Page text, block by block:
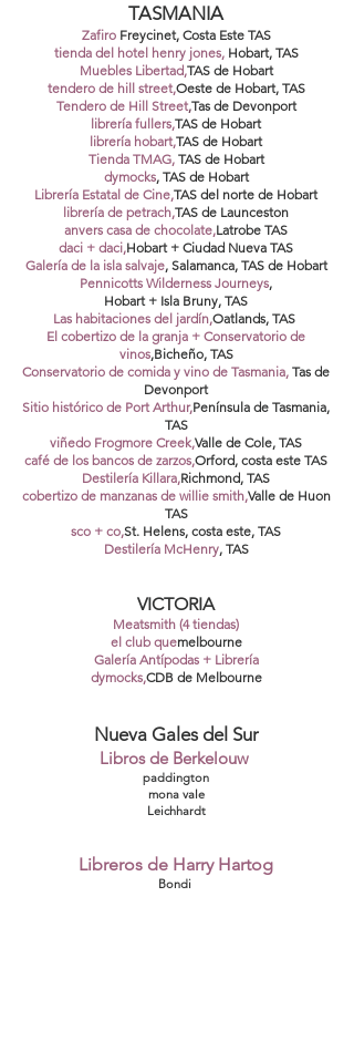
TASMANIA
Zafiro Freycinet, Costa Este TAS
tienda del hotel henry jones, Hobart, TAS
Muebles Libertad,TAS de Hobart
tendero de hill street,Oeste de Hobart, TAS
Tendero de Hill Street,Tas de Devonport
librería fullers,TAS de Hobart
librería hobart,TAS de Hobart
Tienda TMAG, TAS de Hobart
dymocks, TAS de Hobart
Librería Estatal de Cine,TAS del norte de Hobart
librería de petrach,TAS de Launceston
anvers casa de chocolate,Latrobe TAS
daci + daci,Hobart + Ciudad Nueva TAS
Galería de la isla salvaje, Salamanca, TAS de Hobart
Pennicotts Wilderness Journeys,
Hobart + Isla Bruny, TAS
Las habitaciones del jardín,Oatlands, TAS
El cobertizo de la granja + Conservatorio de
vinos,Bicheño, TAS
Conservatorio de comida y vino de Tasmania, Tas de
Devonport
Sitio histórico de Port Arthur,Península de Tasmania,
TAS
viñedo Frogmore Creek,Valle de Cole, TAS
café de los bancos de zarzos,Orford, costa este TAS
Destilería Killara,Richmond, TAS
cobertizo de manzanas de willie smith,Valle de Huon
TAS
sco + co,St. Helens, costa este, TAS
Destilería McHenry, TAS
VICTORIA
Meatsmith (4 tiendas)
el club quemelbourne
Galería Antípodas + Librería
dymocks,CDB de Melbourne
Nueva Gales del Sur
Libros de Berkelouw
paddington
mona vale
Leichhardt
Libreros de Harry Hartog
Bondi